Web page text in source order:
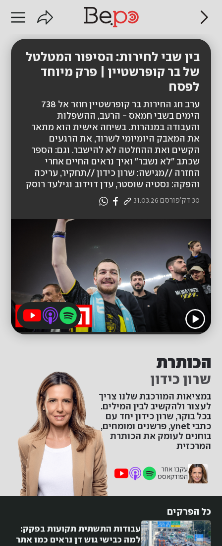
בין שבי לחירות: הסיפור המטלטל
של בר קופרשטיין | פרק מיוחד
לפסח
ערב חג החירות בר קופרשטיין חוזר אל 738
הימים בשבי חמאס - הרעב, ההשפלות
והעבודה במנהרות. בשיחה אישית הוא מתאר
את המאבק היומיומי לשרוד, את הרגעים
הקשים ואת ההחלטה לא להישבר. וגם: הספר
שכתב "לא נשבר" ואיך נראים החיים אחרי
החזרה //מגישה: שרון כידון //תחקיר, עריכה
והפקה: נסטיה שוסטר, עדן דוידוב וגילעד רוסק
30 דק' פורסם 31.03.26
הכותרת
שרון כידון
במציאות המורכבת שלנו צריך
לעצור ולהקשיב לבין המילים.
בכל בוקר, שרון כידון יחד עם
כתבי ynet, פרשנים ומומחים,
בוחנים לעומק את הכותרת
המרכזית
עקבו אחר
הפודקאסט
כל הפרקים
עבודות התשתית תקועות בפקק:
למה כבישי גוש דן נראים כמו אתר